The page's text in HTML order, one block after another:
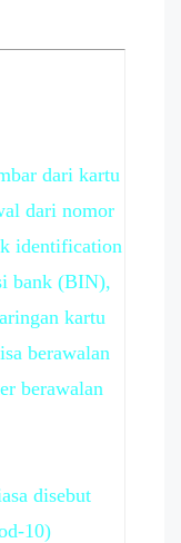
dari kartu
dari nomor
identification
bank (BIN),
kartu
berawalan
berawalan
disebut
10)